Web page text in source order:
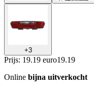
+3
Prijs: 19.19 euro19.19
Online bijna uitverkocht